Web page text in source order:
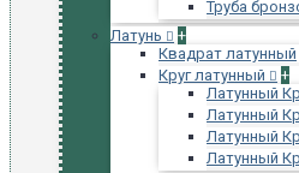
Труба
Латунь
+
Квадрат латунный
Круг латунный
+
Латунный
Латунный
Латунный
Латунный